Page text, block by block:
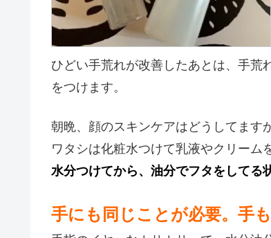
ひどい手荒れが改善したあとは、手荒
をつけます。
朝晩、顔のスキンケアはどうしてます
ワタシは化粧水つけて乳液やクリーム
水分つけてから、油分でフタをしてる
手にも同じことが必要。手